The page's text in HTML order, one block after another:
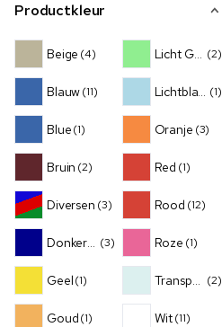
Productkleur
Beige (4)
Blauw(11)
Blue(1)
Bruin (2)
Diversen (3)
Donkerblauw
(3)
Geel(1)
Goud(1)
Licht Groen
(2)
Lichtblauw(1)
Oranje (3)
Red (1)
Rood (12)
Roze (1)
Transparant
(2)
Wit(11)